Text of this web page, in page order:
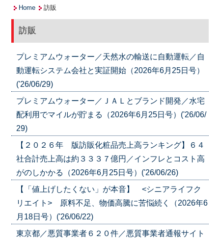
Home 訪販
訪販
プレミアムウォーター／天然水の輸送に自動運転／自
動運転システム会社と実証開始（2026年6月25日号）
('26/06/29)
プレミアムウォーター／ＪＡＬとブランド開発／水宅
配利用でマイルが貯まる（2026年6月25日号）('26/06/
29)
【２０２６年 版訪販化粧品売上高ランキング】６４
社合計売上高は約３３３７億円／インフレとコスト高
がのしかかる（2026年6月25日号）('26/06/26)
【「値上げしたくない」が本音】 <シニアライフク
リエイト> 原料不足、物価高騰に苦悩続く（2026年6
月18日号）('26/06/22)
東京都／悪質事業者６２０件／悪質事業者通報サイト